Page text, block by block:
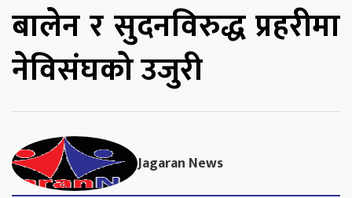
बालेन र सुदनविरुद्ध प्रहरीमा
नेविसंघको उजुरी
Jagaran News